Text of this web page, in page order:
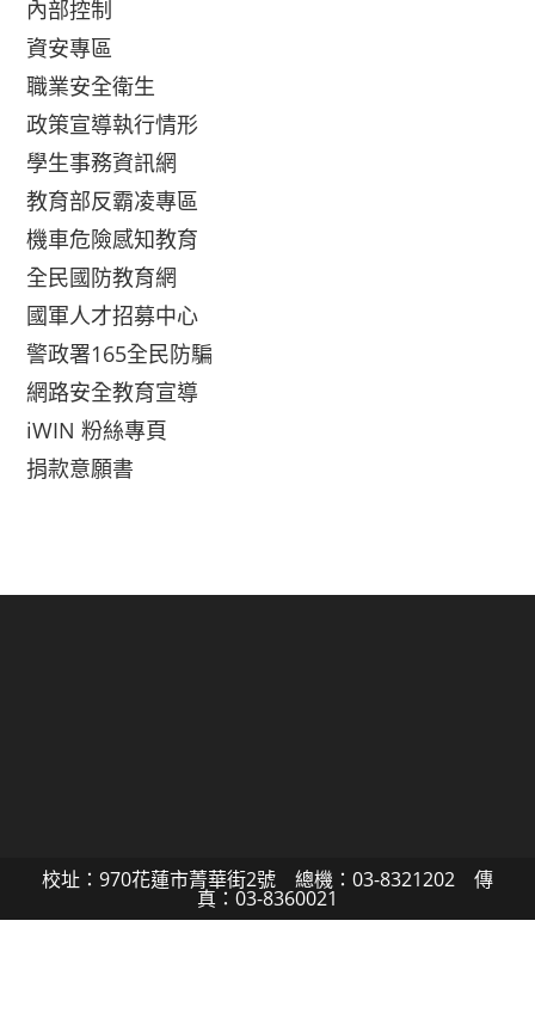
內部控制
資安專區
職業安全衛生
政策宣導執行情形
學生事務資訊網
教育部反霸凌專區
機車危險感知教育
全民國防教育網
國軍人才招募中心
警政署165全民防騙
網路安全教育宣導
iWIN 粉絲專頁
捐款意願書
校址：970花蓮市菁華街2號 總機：03-8321202 傳
真：03-8360021